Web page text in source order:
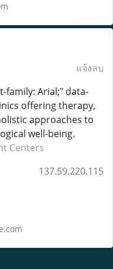
แจ้งลบ
family: Arial;" data-
offering therapy,
approaches to
well-being.
Centers
137.59.220.115